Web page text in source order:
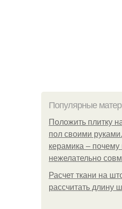
Популярные
Положить плитку
пол своими
керамика – почему
нежелательно
Расчет ткани на
рассчитать длину